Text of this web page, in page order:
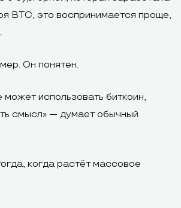
BTC, это воспринимается проще,
Он понятен.
использовать биткоин,
смысл» — думает обычный
когда растёт массовое